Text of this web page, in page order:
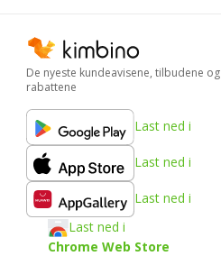
De nyeste kundeavisene, tilbudene og
rabattene
Last ned i
Last ned i
Last ned i
Last ned i
Chrome Web Store